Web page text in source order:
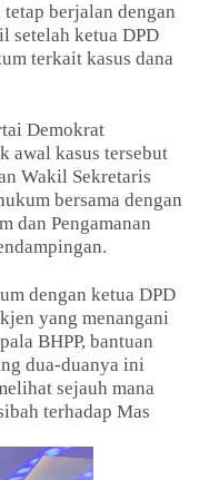
berjalan dengan
setelah ketua DPD
terkait kasus dana
Demokrat
awal kasus tersebut
Wakil Sekretaris
bersama dengan
dan Pengamanan
dengan ketua DPD
yang menangani
BHPP, bantuan
dua-duanya ini
sejauh mana
terhadap Mas